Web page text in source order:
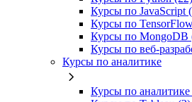
Курсы по JavaScript
Курсы по
Курсы по MongoDB
Курсы по
Курсы по аналитике
Курсы по